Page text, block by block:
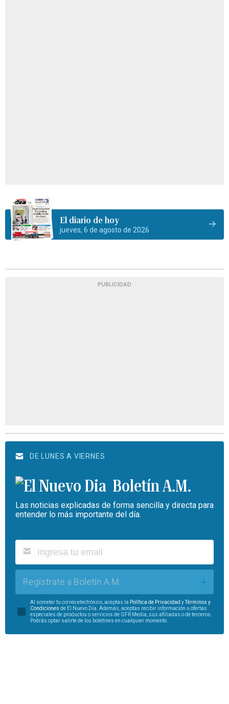
El diario de hoy
jueves, 6 de agosto de 2026
PUBLICIDAD
DE LUNES A VIERNES
Boletín A.M.
Las noticias explicadas de forma sencilla y directa para
entender lo más importante del día.
Regístrate a Boletín A.M.
Al someter tu correo electrónico, aceptas la Política de Privacidad y
Términos y
Condiciones de El Nuevo Día. Además, aceptas recibir información u ofertas
especiales de productos o servicios de GFR Media, sus afiliadas o de terceros.
Podrás optar salirte de los boletines en cualquier momento.